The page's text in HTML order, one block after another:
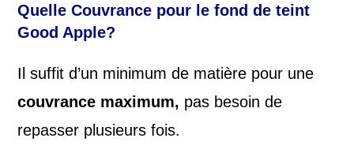
Quelle Couvrance pour le fond de teint
Good Apple?
Il suffit d’un minimum de matière pour une
couvrance maximum, pas besoin de
repasser plusieurs fois.